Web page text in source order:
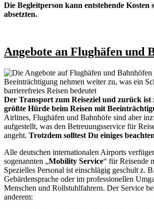
Die Begleitperson kann entstehende Kosten
absetzten.
Angebote an Flughäfen und
Der Transport zum Reiseziel und zurück ist
größte Hürde beim Reisen mit
Airlines, Flughäfen und Bahnhöfe sind aber
aufgestellt, was den Betreuungsservice für
angeht. Trotzdem solltest Du einiges
Alle deutschen internationalen Airports
sogenannten „Mobility Service“ für Reisende
Spezielles Personal ist einschlägig geschult z.
Gebärdensprache oder im professionellen
Menschen und Rollstuhlfahrern. Der Service
anderem: